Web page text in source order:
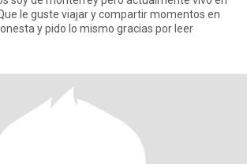
y pido lo mismo gracias por leer